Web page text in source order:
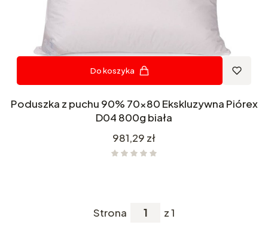
Do koszyka
Poduszka z puchu 90% 70x80 Ekskluzywna Piórex
D04 800g biała
Cena
981,29 zł
Strona z 1